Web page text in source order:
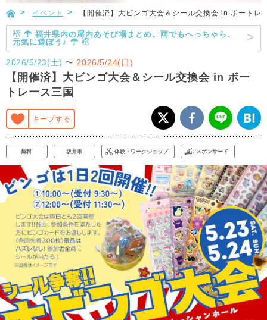
イベント 【開催済】大ビンゴ大会＆シール交換会 in ボートレ
☃ ☂ 福井県内の屋内あそび場まとめ。雨でもへっちゃら、
元気に遊ぼう♪ ☂ ☃
2026/5/23(土) 〜 2026/5/24(日)
【開催済】大ビンゴ大会＆シール交換会 in ボー
トレース三国
キープする
無料 坂井市 体験・ワークショップ スポンサード